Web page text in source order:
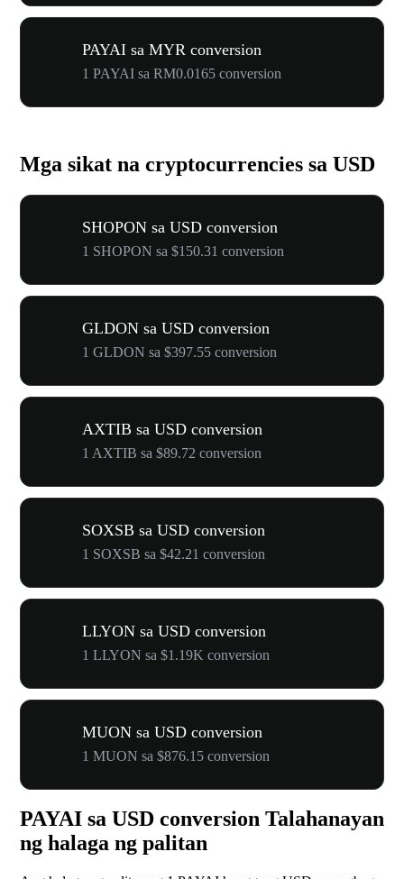
PAYAI sa MYR conversion
1 PAYAI sa RM0.0165 conversion
Mga sikat na cryptocurrencies sa USD
SHOPON sa USD conversion
1 SHOPON sa $150.31 conversion
GLDON sa USD conversion
1 GLDON sa $397.55 conversion
AXTIB sa USD conversion
1 AXTIB sa $89.72 conversion
SOXSB sa USD conversion
1 SOXSB sa $42.21 conversion
LLYON sa USD conversion
1 LLYON sa $1.19K conversion
MUON sa USD conversion
1 MUON sa $876.15 conversion
PAYAI sa USD conversion Talahanayan
ng halaga ng palitan